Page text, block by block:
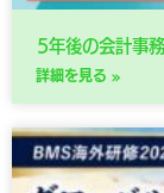
５年後の会計事
詳細を見る »